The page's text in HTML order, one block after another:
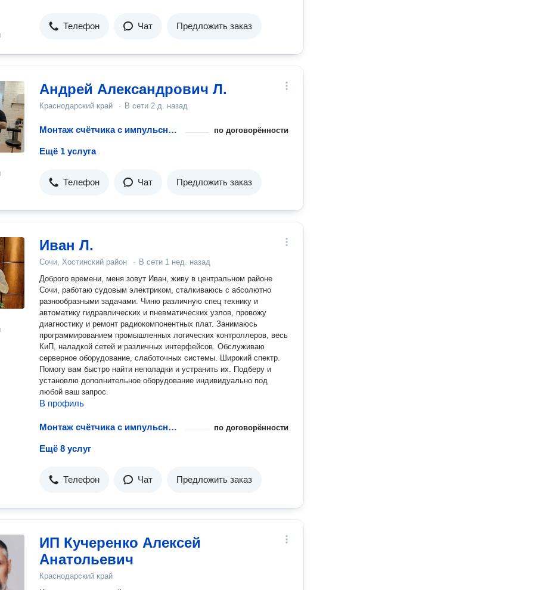
Телефон Чат Предложить заказ
Андрей Александрович Л.
Краснодарский край · В сети 2 д. назад
Монтаж счётчика с импульсным выходом по договорённости
Ещё 1 услуга
Телефон Чат Предложить заказ
Иван Л.
Сочи, Хостинский район · В сети 1 нед. назад
Доброго времени, меня зовут Иван, живу в центральном районе
Сочи, работаю судовым электриком, сталкиваюсь с абсолютно
разнообразными задачами. Чиню различную спец технику и
автоматику гидравлических и пневматических узлов, провожу
диагностику и ремонт радиокомпонентных плат. Занимаюсь
программированием промышленных логических контроллеров, весь
КиП, наладкой сетей и различных интерфейсов. Обслуживаю
серверное оборудование, слаботочных системы. Широкий спектр.
Помогу вам быстро найти неполадки и устранить их. Подберу и
установлю дополнительное оборудование индивидуально под
любой ваш запрос.
В профиль
Монтаж счётчика с импульсным выходом по договорённости
Ещё 8 услуг
Телефон Чат Предложить заказ
ИП Кучеренко Алексей
Анатольевич
Краснодарский край